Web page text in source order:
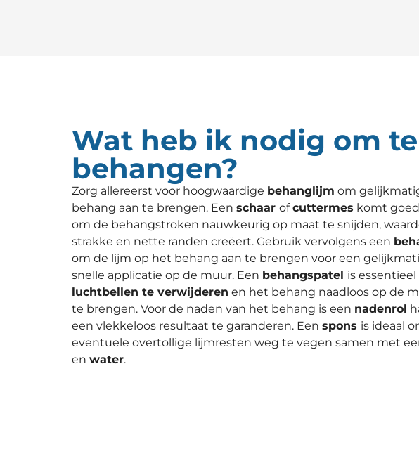
Wat heb ik nodig om te
behangen?
Zorg allereerst voor hoogwaardige behanglijm om
behang aan te brengen. Een schaar ofcuttermes komt
om de behangstroken nauwkeurig op maat te snijden,
strakke en nette randen creëert. Gebruik vervolgens een
om de lijm op het behang aan te brengen voor een
snelle applicatie op de muur. Een behangspatel is
luchtbellen te verwijderen en het behang naadloos op de
te brengen. Voor de naden van het behang is een nadenrol
een vlekkeloos resultaat te garanderen. Een spons is ideaal
eventuele overtollige lijmresten weg te vegen samen met
en water.